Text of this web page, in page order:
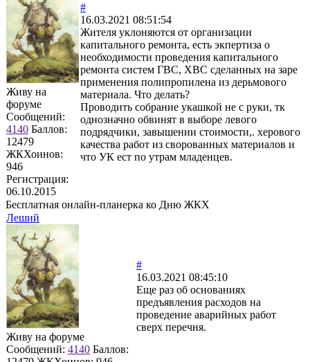
Живу на
форуме
Сообщений:
4140 Баллов:
12479
ЖКХоинов:
946
Регистрация:
06.10.2015
#
16.03.2021 08:51:54
Жителя уклоняются от организации
капитального ремонта, есть экпертиза о
необходимости проведения капитального
ремонта систем ГВС, ХВС сделанных на заре
применения полипропилена из дерьмового
материала. Что делать?
Проводить собрание укашкой не с руки, тк
однозначно обвинят в выборе левого
подрядчики, завышении стоимости,. херового
качества работ из сворованных материалов и
что УК ест по утрам младенцев.
Бесплатная онлайн-планерка ко Дню ЖКХ
Леший
Живу на форуме
Сообщений: 4140 Баллов:
#
16.03.2021 08:45:10
Еще раз об основаниях
предъявления расходов на
проведение аварийных работ
сверх перечня.